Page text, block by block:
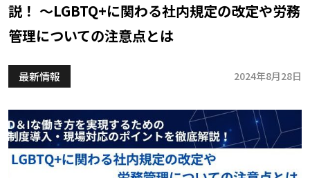
説！ ～LGBTQ+に関わる社内規定の改定や労務
管理についての注意点とは
最新情報 2024年8月28日